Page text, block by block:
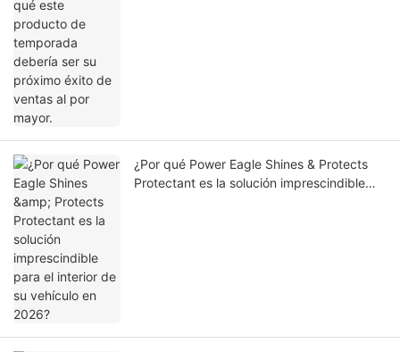
¿Por qué Power Eagle Shines & Protects
Protectant es la solución imprescindible